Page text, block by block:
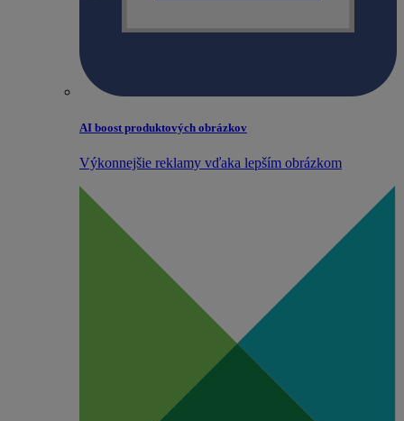
AI boost produktových obrázkov
Výkonnejšie reklamy vďaka lepším obrázkom